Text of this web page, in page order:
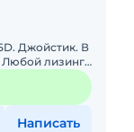
Джойстик. В
Любой лизинг
SEM
Написать